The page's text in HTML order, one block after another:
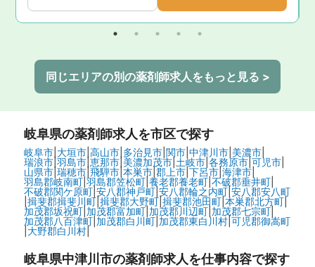
同じエリアの別の薬剤師求人をもっと見る >
岐阜県の薬剤師求人を市区で探す
岐阜市| 大垣市| 高山市| 多治見市| 関市| 中津川市| 美濃市|
瑞浪市|羽島市|恵那市|美濃加茂市| 土岐市| 各務原市| 可児市|
山県市|瑞穂市|飛騨市|本巣市| 郡上市| 下呂市| 海津市|
羽島郡岐南町| 羽島郡笠松町| 養老郡養老町| 不破郡垂井町|
不破郡関ケ原町| 安八郡神戸町| 安八郡輪之内町| 安八郡安八町
揖斐郡揖斐川町| 揖斐郡大野町| 揖斐郡池田町| 本巣郡北方町|
加茂郡坂祝町| 加茂郡富加町| 加茂郡川辺町| 加茂郡七宗町|
加茂郡八百津町| 加茂郡白川町| 加茂郡東白川村| 可児郡御嵩町
大野郡白川村|
岐阜県中津川市の薬剤師求人を仕事内容で探す